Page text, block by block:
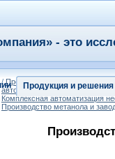
Продукция и решения
- это
/Продукция и решения
автоматизация нефтегазовых
Комплексная автоматизация
Производство метанола и